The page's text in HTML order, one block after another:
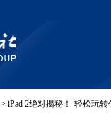
> iPad 2绝对揭秘！-轻松玩